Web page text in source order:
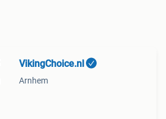
VikingChoice.nl
Arnhem